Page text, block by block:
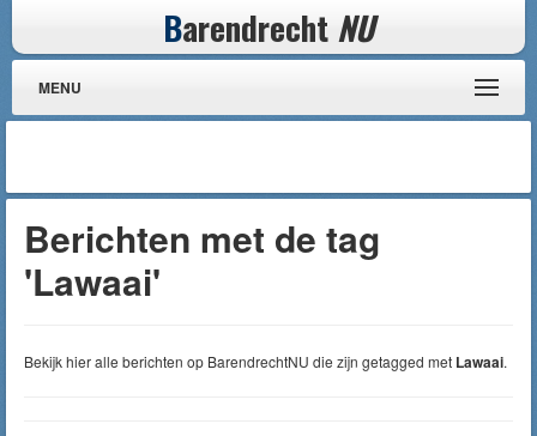
Barendrecht NU
MENU
Berichten met de tag
'Lawaai'
Bekijk hier alle berichten op BarendrechtNU die zijn getagged met Lawaai.